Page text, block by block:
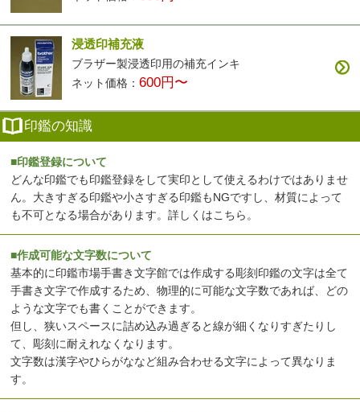
浸透印補充液
ブラザー製浸透印用の補充インキ
ネット価格：600円〜
印鑑の知識
■印鑑登録について
どんな印鑑でも印鑑登録をして実印として使えるわけではありませ
ん。大きすぎる印鑑や小さすぎる印鑑もNGですし、材質によって
も不可となる場合があります。詳しくはこちら 。
■作成可能な文字数について
基本的に印鑑市場手書き文字館では作成する彫刻印鑑の文字は全て
手書き文字で作成するため、物理的に可能な文字数であれば、どの
ような文字でも書くことができます。
但し、狭いスペースに詰め込み過ぎると線が細くなりすぎたりし
て、彫刻に耐えれなくなります。
文字数は漢字やひらがななど組み合わせる文字によって異なりま
す。